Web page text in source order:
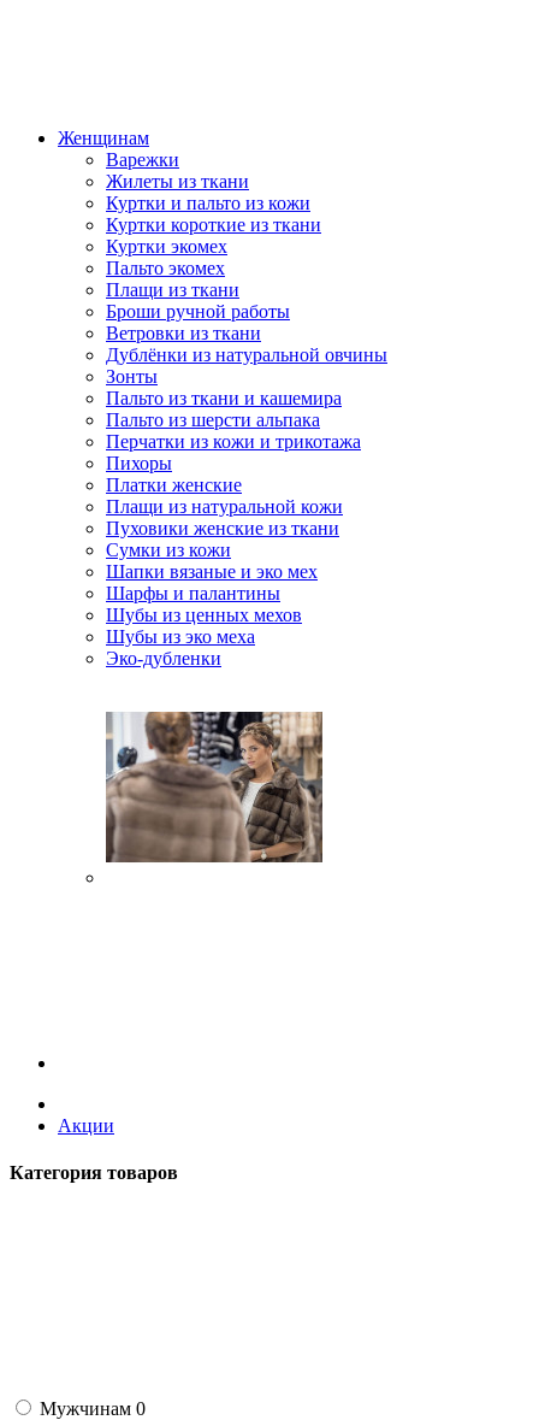
Женщинам
Варежки
Жилеты из ткани
Куртки и пальто из кожи
Куртки короткие из ткани
Куртки экомех
Пальто экомех
Плащи из ткани
Броши ручной работы
Ветровки из ткани
Дублёнки из натуральной овчины
Зонты
Пальто из ткани и кашемира
Пальто из шерсти альпака
Перчатки из кожи и трикотажа
Пихоры
Платки женские
Плащи из натуральной кожи
Пуховики женские из ткани
Сумки из кожи
Шапки вязаные и эко мех
Шарфы и палантины
Шубы из ценных мехов
Шубы из эко меха
Эко-дубленки
Акции
Категория товаров
Мужчинам 0